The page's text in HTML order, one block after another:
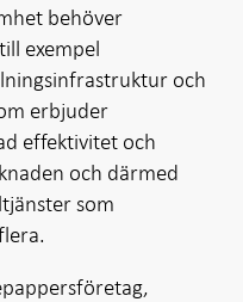
behöver
exempel
och
erbjuder
effektivitet och
och därmed
som